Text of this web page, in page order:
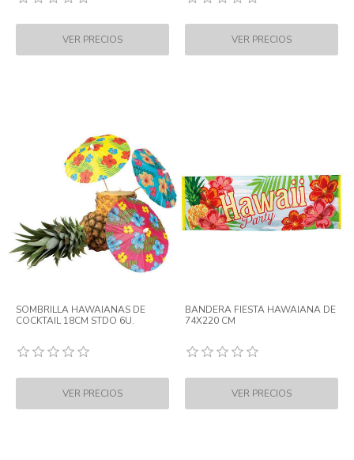
SOMBRILLA HAWAIANAS DE
COCKTAIL 18CM STDO 6U.
BANDERA FIESTA HAWAIANA DE
74X220 CM